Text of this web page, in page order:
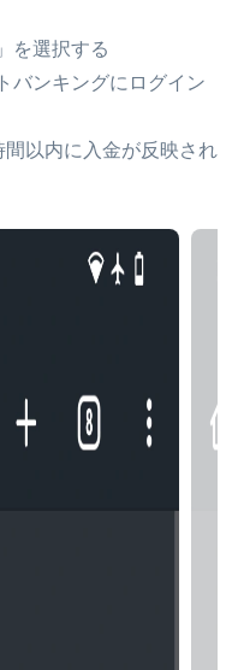
を選択する
バンキングにログイン
以内に入金が反映され